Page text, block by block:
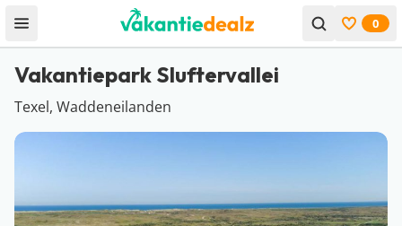
Open menu Bekijk
0
Vakantiepark Sluftervallei
Texel, Waddeneilanden